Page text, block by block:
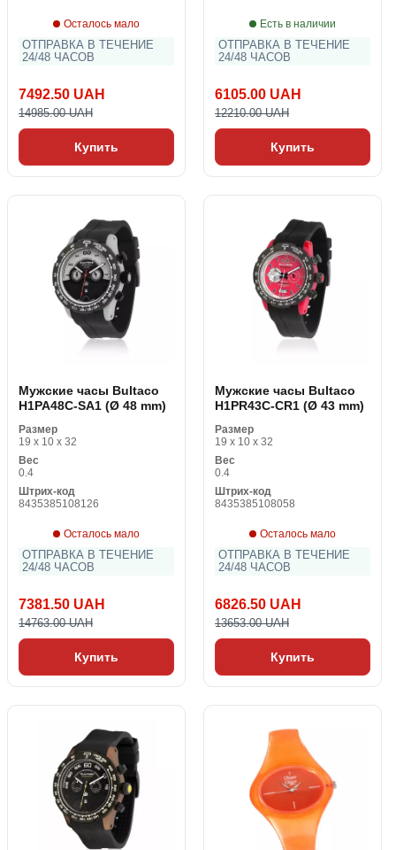
Осталось мало
ОТПРАВКА В ТЕЧЕНИЕ
24/48 ЧАСОВ
7492.50 UAH
14985.00 UAH
Купить
Есть в наличии
ОТПРАВКА В ТЕЧЕНИЕ
24/48 ЧАСОВ
6105.00 UAH
12210.00 UAH
Купить
Мужские часы Bultaco
H1PA48C-SA1 (Ø 48 mm)
Размер
19 x 10 x 32
Вес
0.4
Штрих-код
8435385108126
Осталось мало
ОТПРАВКА В ТЕЧЕНИЕ
24/48 ЧАСОВ
7381.50 UAH
14763.00 UAH
Купить
Мужские часы Bultaco
H1PR43C-CR1 (Ø 43 mm)
Размер
19 x 10 x 32
Вес
0.4
Штрих-код
8435385108058
Осталось мало
ОТПРАВКА В ТЕЧЕНИЕ
24/48 ЧАСОВ
6826.50 UAH
13653.00 UAH
Купить